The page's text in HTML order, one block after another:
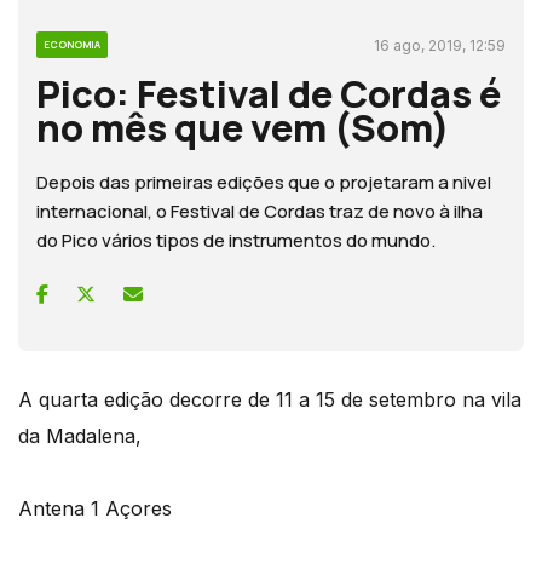
ECONOMIA 16 ago, 2019, 12:59
Pico: Festival de Cordas é
no mês que vem (Som)
Depois das primeiras edições que o projetaram a nivel
internacional, o Festival de Cordas traz de novo à ilha
do Pico vários tipos de instrumentos do mundo.
A quarta edição decorre de 11 a 15 de setembro na vila
da Madalena,
Antena 1 Açores